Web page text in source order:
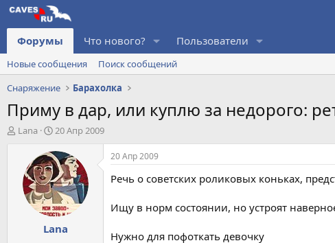
Форумы Что нового? Пользователи
Новые сообщения
Поиск сообщений
Снаряжение
Барахолка
Приму в дар, или куплю за недорого:
АLana
Д
т
а
н
а
ч
а
л
20 Апр 2009
Lana
20 Апр 2009
Речь о советских роликовых коньках,
Ищу в норм состоянии, но устроят
Нужно для пофоткать девочку